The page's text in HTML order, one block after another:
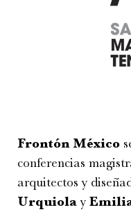
Frontón México
conferencias
arquitectos y
Urquiolay